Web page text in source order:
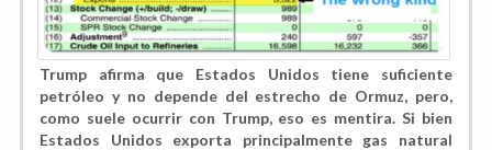
Trump afirma que Estados Unidos tiene suficiente
petróleo y no depende del estrecho de Ormuz, pero,
como suele ocurrir con Trump, eso es mentira. Si bien
Estados Unidos exporta principalmente gas natural